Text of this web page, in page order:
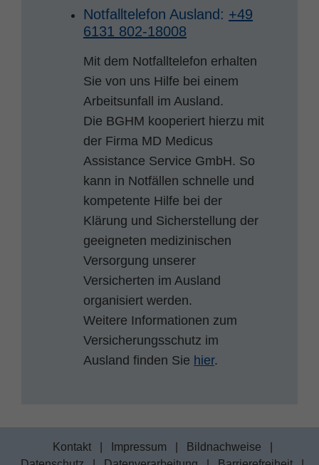
Notfalltelefon Ausland: +49
6131 802-18008
Mit dem Notfalltelefon erhalten
Sie von uns Hilfe bei einem
Arbeitsunfall im Ausland.
Die BGHM kooperiert hierzu mit
der Firma MD Medicus
Assistance Service GmbH. So
kann in Notfällen schnelle und
kompetente Hilfe bei der
Klärung und Sicherstellung der
geeigneten medizinischen
Versorgung unserer
Versicherten im Ausland
organisiert werden.
Weitere Informationen zum
Versicherungsschutz im
Ausland finden Sie hier.
Kontakt Impressum Bildnachweise